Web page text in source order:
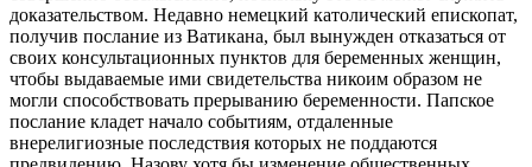
доказательством. Недавно немецкий католический епископат,
получив послание из Ватикана, был вынужден отказаться от
своих консультационных пунктов для беременных женщин,
чтобы выдаваемые ими свидетельства никоим образом не
могли способствовать прерыванию беременности. Папское
послание кладет начало событиям, отдаленные
внерелигиозные последствия которых не поддаются